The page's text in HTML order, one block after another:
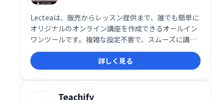
Lecteaは、販売からレッスン提供まで、誰でも簡単に
オリジナルのオンライン講座を作成できるオールイン
ワンツールです。複雑な設定不要で、スムーズに講座
作成・運営が可能。集客から販売、レッスン管理まで
を効率化し、オンライン講座ビジネスの成功をサポー
トします。
詳しく見る
Teachify